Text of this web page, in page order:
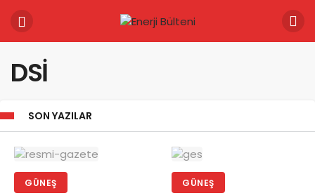
DSİ
SON YAZILAR
GÜNEŞ GÜNEŞ